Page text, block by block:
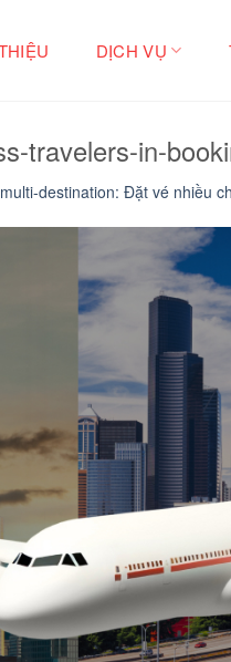
DỊCH VỤ
travelers-in-
destination: Đặt vé nhiều